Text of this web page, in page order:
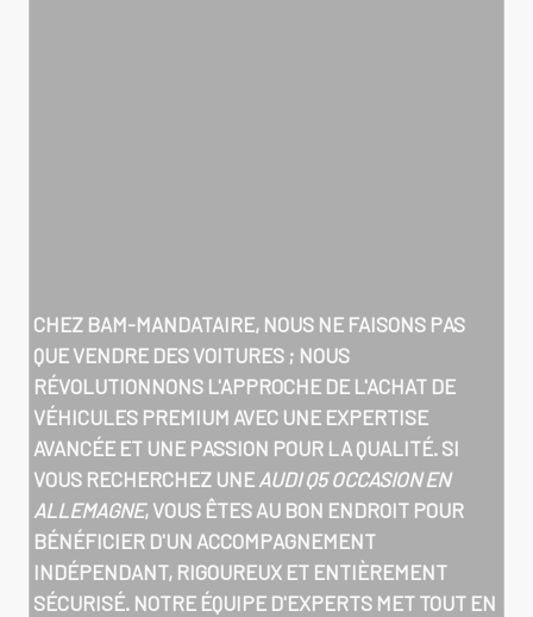
CHEZ BAM-MANDATAIRE, NOUS NE FAISONS PAS
QUE VENDRE DES VOITURES ; NOUS
RÉVOLUTIONNONS L'APPROCHE DE L'ACHAT DE
VÉHICULES PREMIUM AVEC UNE EXPERTISE
AVANCÉE ET UNE PASSION POUR LA QUALITÉ. SI
VOUS RECHERCHEZ UNE AUDI Q5 OCCASION EN
ALLEMAGNE, VOUS ÊTES AU BON ENDROIT POUR
BÉNÉFICIER D'UN ACCOMPAGNEMENT
INDÉPENDANT, RIGOUREUX ET ENTIÈREMENT
SÉCURISÉ. NOTRE ÉQUIPE D'EXPERTS MET TOUT EN